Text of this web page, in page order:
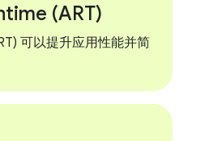
(ART)
可以提升应用性能并简